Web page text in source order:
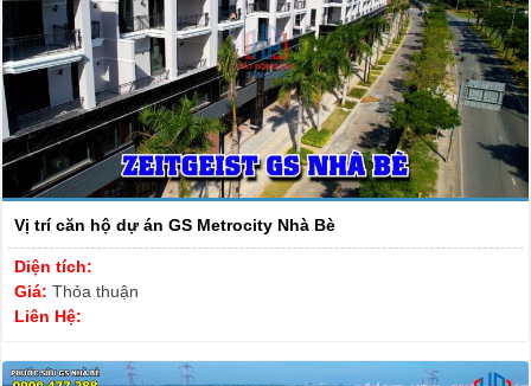
Vị trí căn hộ dự án GS Metrocity Nhà Bè
Diện tích:
Giá: Thỏa thuận
Liên Hệ: